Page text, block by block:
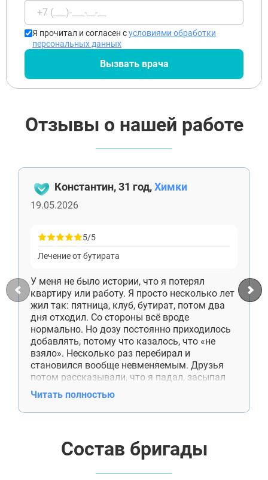
Я прочитал и согласен сусловиями обработки
персональных данных
Вызвать врача
Отзывы о нашей работе
Константин, 31 год,Химки
19.05.2026
5/5
Лечение от бутирата
У меня не было истории, что я потерял
квартиру или работу. Я просто несколько лет
жил так: пятница, клуб, бутират, потом два
дня отходил. Со стороны всё вроде
нормально. Но дозу постоянно приходилось
добавлять, потому что казалось, что «не
взяло». Несколько раз перебирал и
становился вообще невменяемым. Друзья
потом рассказывали, что я падал, засыпал
где попало, мог полезть в драку, а сам почти
ничего не помнил.
Лечиться пошёл после свадьбы приятеля. Я
Сейчас четвёртый месяц хожу на
консультации. Один раз сорвался, сказал об
этом сразу. Продолжаю дальше, без
Читать полностью
Состав бригады